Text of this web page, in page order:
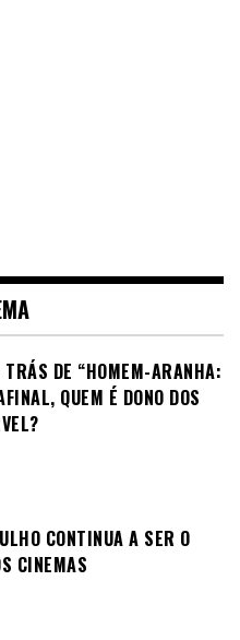
TRÁS DE “HOMEM-ARANHA:
QUEM É DONO DOS
CONTINUA A SER O
CINEMAS